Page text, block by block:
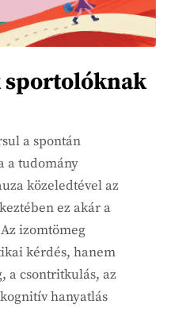
sportolóknak
a spontán
a tudomány
közeledtével az
ez akár a
izomtömeg
kérdés, hanem
a csontritkulás, az
hanyatlás